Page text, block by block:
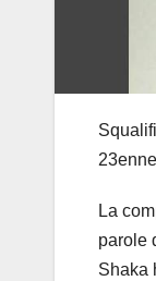
La
parole
Shaka